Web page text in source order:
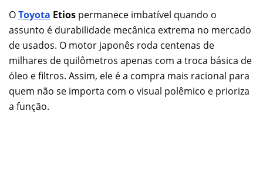
OToyota Etios permanece imbatível quando o
assunto é durabilidade mecânica extrema no mercado
de usados. O motor japonês roda centenas de
milhares de quilômetros apenas com a troca básica de
óleo e filtros. Assim, ele é a compra mais racional para
quem não se importa com o visual polêmico e prioriza
a função.